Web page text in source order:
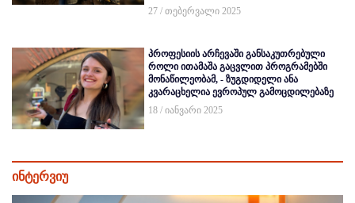
27 / თებერვალი 2025
პროფესიის არჩევაში განსაკუთრებული
როლი ითამაშა გაცვლით პროგრამებში
მონაწილეობამ, - ზუგდიდელი ანა
კვარაცხელია ევროპულ გამოცდილებაზე
18 / იანვარი 2025
ინტერვიუ